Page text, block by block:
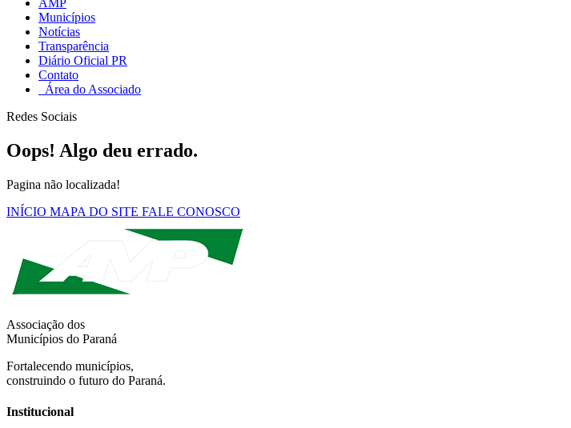
AMP
Municípios
Notícias
Transparência
Diário Oficial PR
Contato
Área do Associado
Redes Sociais
Oops! Algo deu errado.
Pagina não localizada!
INÍCIO MAPA DO SITE FALE CONOSCO
Associação dos
Municípios do Paraná
Fortalecendo municípios,
construindo o futuro do Paraná.
Institucional